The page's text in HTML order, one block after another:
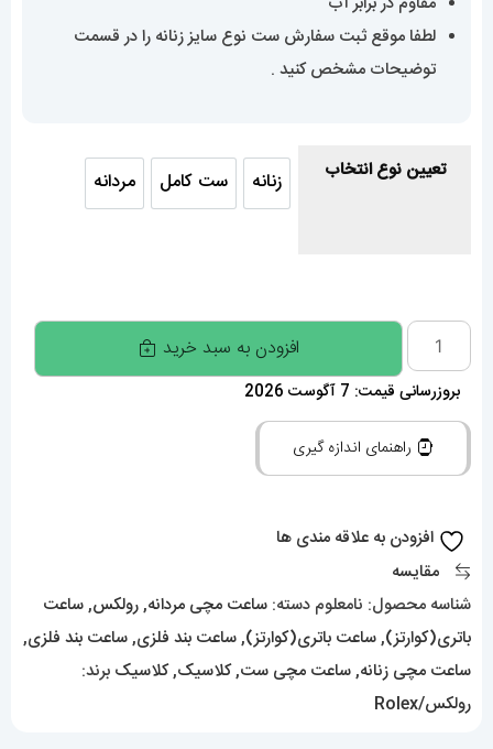
لطفا موقع ثبت سفارش ست نوع سایز زنانه را در قسمت
توضیحات مشخص کنید .
تعیین نوع انتخاب زنانه ست کامل
ست کامل مردانه
ساعت
ست
رولکس
مردانه
و
دیت
جاست
دورنگ
طلایی
صفحه
مشکی
افزودن به سبد خرید
بروزرسانی قیمت: 7 آگوست 2026
راهنمای اندازه گیری
افزودن به علاقه مندی ها
مقایسه
شناسه محصول: نامعلوم دسته: ساعت مچی مردانه,رولکس,ساعت
باتری(کوارتز),ساعت باتری(کوارتز),ساعت بند فلزی,ساعت بند فلزی,
ساعت مچی زنانه,ساعت مچی ست,کلاسیک,کلاسیک برند:
رولکس/Rolex